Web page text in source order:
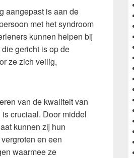
aangepast is aan de
met het syndroom
kunnen helpen bij
gericht is op de
ze zich veilig,
van de kwaliteit van
cruciaal. Door middel
kunnen zij hun
en een
waarmee ze